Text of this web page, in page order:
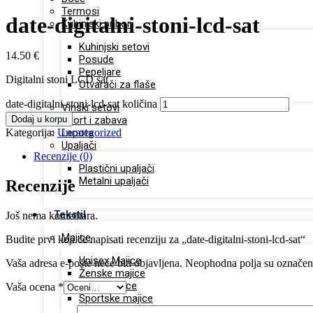
Termosi
Kuhinjski pribor
Kuhinjski setovi
Posude
Pepeljare
Otvarači za flaše
Vinski setovi
Sport i zabava
Lepota
Upaljači
Plastični upaljači
Metalni upaljači
Tekstil
Majice
Unisex Majice
Ženske majice
Dečje majice
Sportske majice
date-digitalni-stoni-lcd-sat
14.50 €
Digitalni stoni LCD sat
date-digitalni-stoni-lcd-sat količina
Dodaj u korpu
Kategorija: Uncategorized
Recenzije (0)
Recenzije
Još nema komentara.
Budite prvi koji će napisati recenziju za „date-digitalni-stoni-lcd-sat“
Vaša adresa e-pošte neće biti objavljena. Neophodna polja su
Vaša ocena *